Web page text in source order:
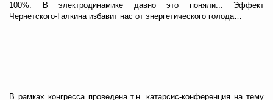
100%. В электродинамике давно это поняли... Эффект
Чернетского-Галкина избавит нас от энергетического голода…
В рамках конгресса проведена т.н. катарсис-конференция на тему